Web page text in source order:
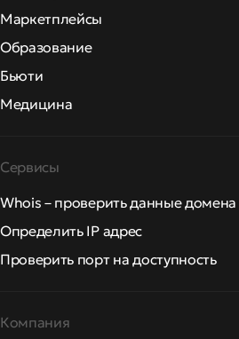
Маркетплейсы
Образование
Бьюти
Медицина
Сервисы
Whois – проверить данные домена
Определить IP адрес
Проверить порт на доступность
Компания